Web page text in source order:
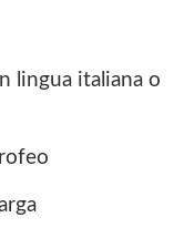
lingua italiana o